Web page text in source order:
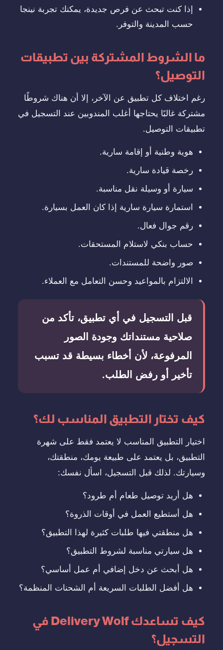
إذا كنت تبحث عن فرص جديدة، يمكنك تجربة نينجا
حسب المدينة والتوفر.
ما الشروط المشتركة بين تطبيقات
التوصيل؟
رغم اختلاف كل تطبيق عن الآخر، إلا أن هناك شروطًا
مشتركة غالبًا يحتاجها أغلب المندوبين عند التسجيل في
تطبيقات التوصيل.
هوية وطنية أو إقامة سارية.
رخصة قيادة سارية.
سيارة أو وسيلة نقل مناسبة.
استمارة سيارة سارية إذا كان العمل بسيارة.
رقم جوال فعال.
حساب بنكي لاستلام المستحقات.
صور واضحة للمستندات.
الالتزام بالمواعيد وحسن التعامل مع العملاء.
قبل التسجيل في أي تطبيق، تأكد من
صلاحية مستنداتك وجودة الصور
المرفوعة، لأن أخطاء بسيطة قد تسبب
تأخير أو رفض الطلب.
كيف تختار التطبيق المناسب لك؟
اختيار التطبيق المناسب لا يعتمد فقط على شهرة
التطبيق، بل يعتمد على طبيعة يومك، منطقتك،
وسيارتك. لذلك قبل التسجيل، اسأل نفسك:
هل أريد توصيل طعام أم طرود؟
هل أستطيع العمل في أوقات الذروة؟
هل منطقتي فيها طلبات كثيرة لهذا التطبيق؟
هل سيارتي مناسبة لشروط التطبيق؟
هل أبحث عن دخل إضافي أم عمل أساسي؟
هل أفضل الطلبات السريعة أم الشحنات المنظمة؟
كيف تساعدك Delivery Wolf في
التسجيل؟